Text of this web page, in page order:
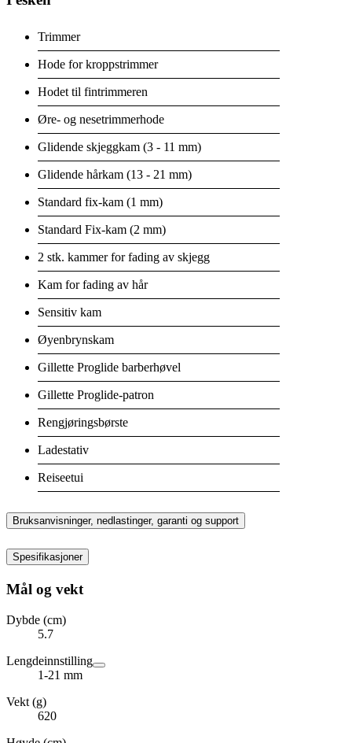
Trimmer
Hode for kroppstrimmer
Hodet til fintrimmeren
Øre- og nesetrimmerhode
Glidende skjeggkam (3 - 11 mm)
Glidende hårkam (13 - 21 mm)
Standard fix-kam (1 mm)
Standard Fix-kam (2 mm)
2 stk. kammer for fading av skjegg
Kam for fading av hår
Sensitiv kam
Øyenbrynskam
Gillette Proglide barberhøvel
Gillette Proglide-patron
Rengjøringsbørste
Ladestativ
Reiseetui
Bruksanvisninger, nedlastinger, garanti og support
Spesifikasjoner
Mål og vekt
Dybde (cm)
5.7
Lengdeinnstilling
1-21 mm
Vekt (g)
620